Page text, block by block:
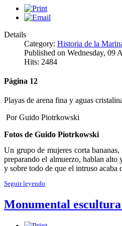
Details
Category: Historia de la
Published on Wednesday, 09
Hits: 2484
Página 12
Playas de arena fina y aguas
Por Guido Piotrkowski
Fotos de Guido Piotrkowski
Un grupo de mujeres corta
preparando el almuerzo, hablan alto
y sobre todo de que el intruso acaba
Seguir leyendo
Monumental